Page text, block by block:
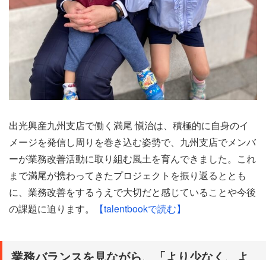
出光興産九州支店で働く満尾 愼治は、積極的に自身のイ
メージを発信し周りを巻き込む姿勢で、九州支店でメンバ
ーが業務改善活動に取り組む風土を育んできました。これ
まで満尾が携わってきたプロジェクトを振り返るととも
に、業務改善をするうえで大切だと感じていることや今後
の課題に迫ります。
【talentbookで読む】
業務バランスを見ながら、「より少なく、よ